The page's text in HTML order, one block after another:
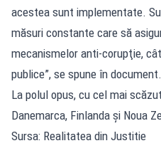
acestea sunt implementate.
măsuri constante care să
mecanismelor anti-corupţie,
publice”, se spune în document.
La polul opus, cu cel mai
Danemarca, Finlanda și Noua
Sursa: Realitatea din Justitie